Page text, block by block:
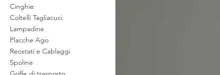
Cinghie
Coltelli Tagliacuci
Lampadine
Placche Ago
Reostati e Cablaggi
Spoline